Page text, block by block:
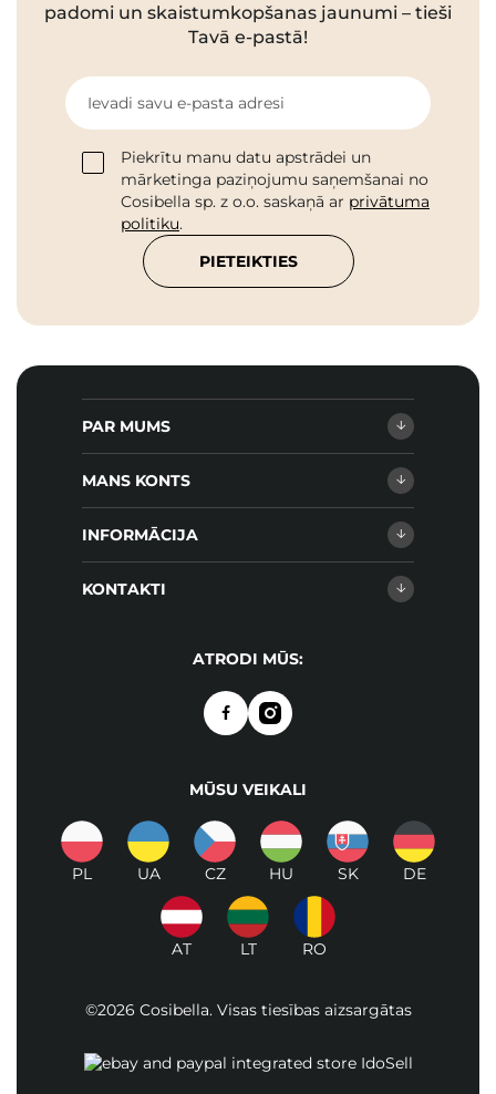
padomi un skaistumkopšanas jaunumi – tieši
Tavā e-pastā!
Ievadi savu e-pasta adresi
Piekrītu manu datu apstrādei un
mārketinga paziņojumu saņemšanai no
Cosibella sp. z o.o. saskaņā ar privātuma
politiku.
PIETEIKTIES
PAR MUMS
MANS KONTS
INFORMĀCIJA
KONTAKTI
ATRODI MŪS:
MŪSU VEIKALI
PL UA CZ HU SK DE
AT LT RO
©2026 Cosibella. Visas tiesības aizsargātas